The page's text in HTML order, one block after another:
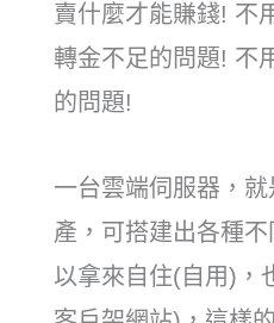
賣什麼才能賺錢! 不
轉金不足的問題! 不
的問題!
一台雲端伺服器，
產，可搭建出各種
以拿來自住(自用)，